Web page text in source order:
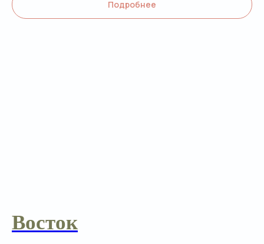
Подробнее
Восток